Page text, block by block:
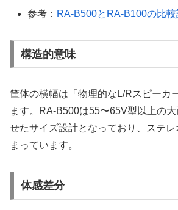
参考： RA-B500とRA-B100の比
構造的意味
筐体の横幅は「物理的なL/Rスピーカ
ます。RA-B500は55〜65V型以上の
せたサイズ設計となっており、ステ
まっています。
体感差分